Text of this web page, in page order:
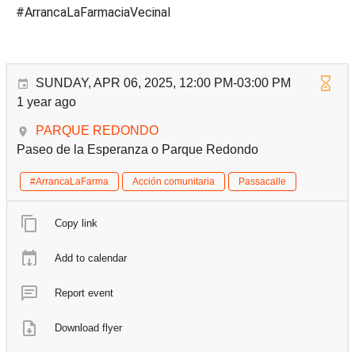
#ArrancaLaFarmaciaVecinal
SUNDAY, APR 06, 2025, 12:00 PM-03:00 PM
1 year ago
PARQUE REDONDO
Paseo de la Esperanza o Parque Redondo
#ArrancaLaFarma Acción comunitaria Passacalle
Copy link
Add to calendar
Report event
Download flyer